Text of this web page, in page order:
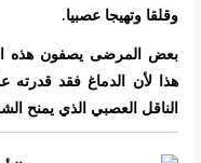
وقلقا وتهيجا عصبيا.
بعض المرضى يصفون هذه
هذا لأن الدماغ فقد
الناقل العصبي الذي يمنح